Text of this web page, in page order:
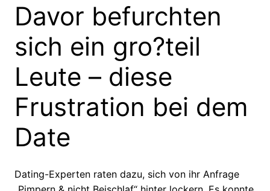
Davor befurchten
sich ein gro?teil
Leute – diese
Frustration bei dem
Date
Dating-Experten raten dazu, sich von ihr Anfrage